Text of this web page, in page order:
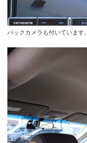
バックカメラも付いています。